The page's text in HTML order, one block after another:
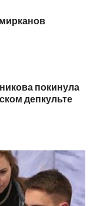
покинула
депкульте